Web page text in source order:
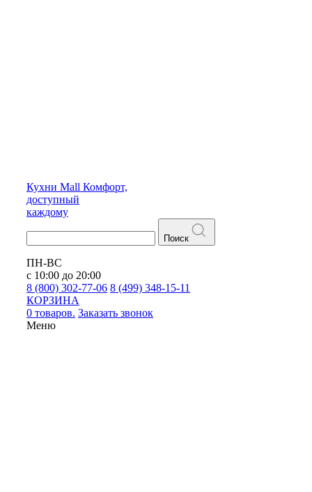
Кухни Mall Комфорт,
доступный
каждому
Поиск
ПН-ВС
с 10:00 до 20:00
8 (800) 302-77-06 8 (499) 348-15-11
КОРЗИНА
0 товаров. Заказать звонок
Меню